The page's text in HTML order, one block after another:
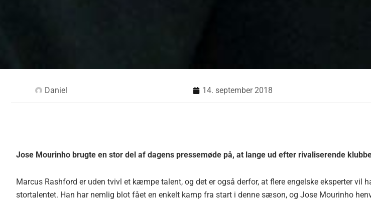
Daniel 14. september 2018
Jose Mourinho brugte en stor del af dagens pressemøde på, at lange ud efter rivaliserende
Marcus Rashford er uden tvivl et kæmpe talent, og det er også derfor, at flere engelske eksperter vil
stortalentet. Han har nemlig blot fået en enkelt kamp fra start i denne sæson, og Jose Mourinho